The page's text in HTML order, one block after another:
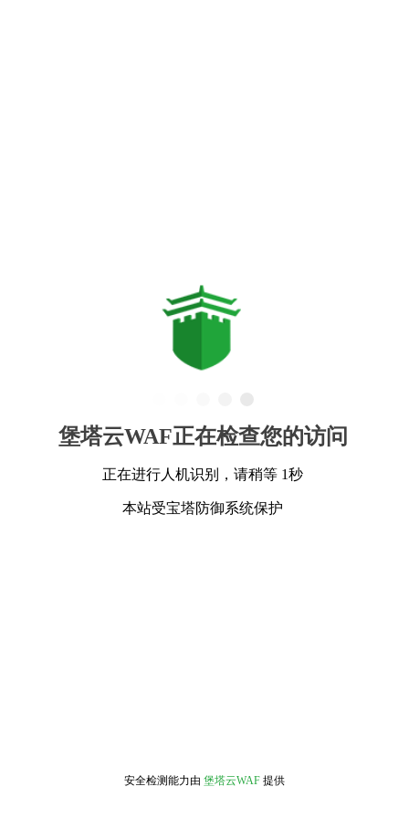
堡塔云WAF正在检查您的访问
正在进行人机识别，请稍等 1秒
本站受宝塔防御系统保护
安全检测能力由 堡塔云WAF 提供